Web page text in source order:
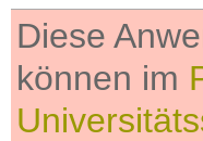
Diese
können im